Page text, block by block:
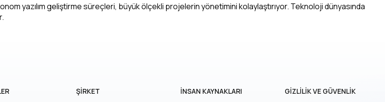
yazılım geliştirme süreçleri, büyük ölçekli projelerin yönetimini kolaylaştırıyor. Teknoloji dünyasında
ŞİRKET
İNSAN KAYNAKLARI
GİZLİLİK VE GÜVENLİK